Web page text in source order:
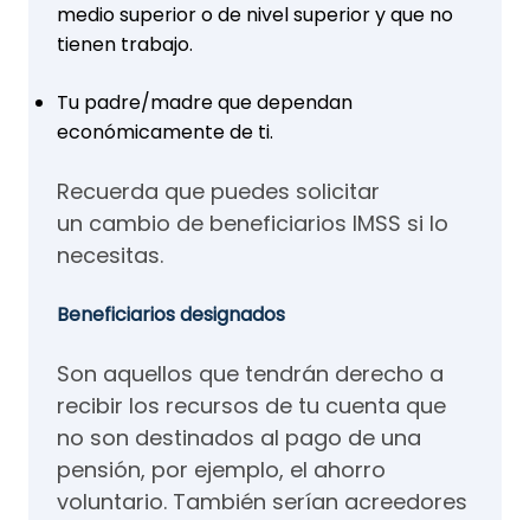
medio superior o de nivel superior y que no
tienen trabajo.
Tu padre/madre que dependan
económicamente de ti.
Recuerda que puedes solicitar
un cambio de beneficiarios IMSS si lo
necesitas.
Beneficiarios designados
Son aquellos que tendrán derecho a
recibir los recursos de tu cuenta que
no son destinados al pago de una
pensión, por ejemplo, el ahorro
voluntario. También serían acreedores